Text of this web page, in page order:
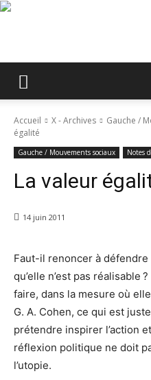
Accueil X - Archives Gauche /
égalité
Gauche / Mouvements sociaux Notes
La valeur
14 juin 2011
Faut-il renoncer à défendre
qu’elle n’est pas réalisable
faire, dans la mesure où
G. A. Cohen, ce qui est
prétendre inspirer l’action
réflexion politique ne doit
l’utopie.